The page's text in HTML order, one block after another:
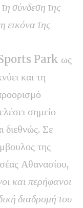
σύνδεση της
εικόνα της
Park ως
και τη
σημείο
διεθνώς. Σε
της
Αθανασίου,
και περήφανοι
διαδρομή του